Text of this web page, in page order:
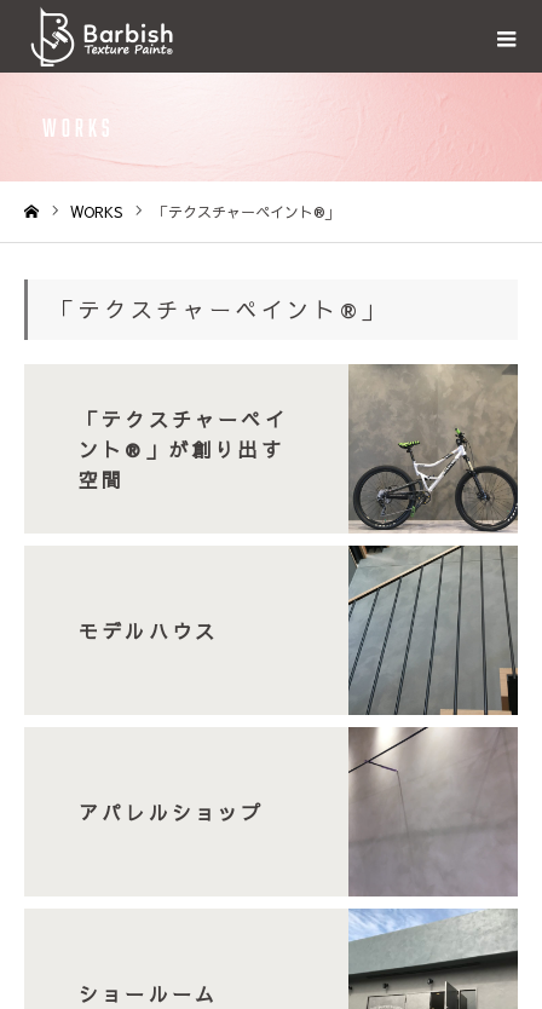
WORKS
WORKS 「テクスチャーペイント®️」
「テクスチャーペイント®️」
「テクスチャーペイ
ント®︎」が創り出す
空間
モデルハウス
アパレルショップ
ショールーム